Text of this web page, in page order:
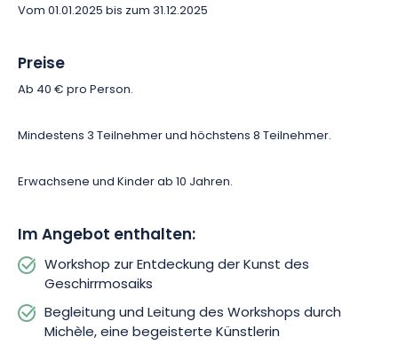
Vom 01.01.2025 bis zum 31.12.2025
Preise
Ab 40 € pro Person.
Mindestens 3 Teilnehmer und höchstens 8 Teilnehmer.
Erwachsene und Kinder ab 10 Jahren.
Im Angebot enthalten:
Workshop zur Entdeckung der Kunst des
Geschirrmosaiks
Begleitung und Leitung des Workshops durch
Michèle, eine begeisterte Künstlerin